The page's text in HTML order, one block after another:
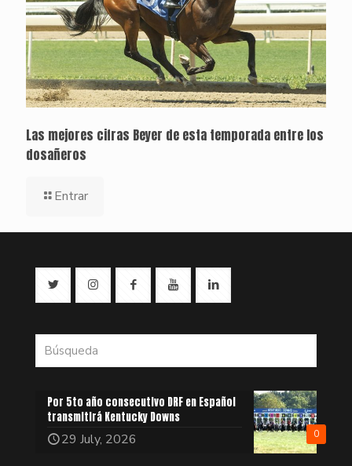
Las mejores cifras Beyer de esta temporada entre los
dosañeros
Entrar
0
Por 5to año consecutivo DRF en Español
transmitirá Kentucky Downs
29 July, 2026